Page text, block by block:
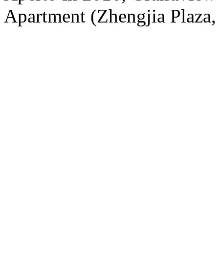
Apartment (Zhengjia